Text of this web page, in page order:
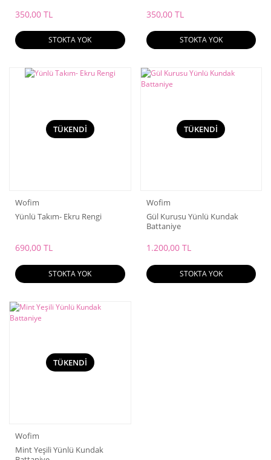
350,00 TL
STOKTA YOK
350,00 TL
STOKTA YOK
TÜKENDİ
Wofim
Yünlü Takım- Ekru Rengi
690,00 TL
STOKTA YOK
TÜKENDİ
Wofim
Gül Kurusu Yünlü Kundak
Battaniye
1.200,00 TL
STOKTA YOK
TÜKENDİ
Wofim
Mint Yeşili Yünlü Kundak